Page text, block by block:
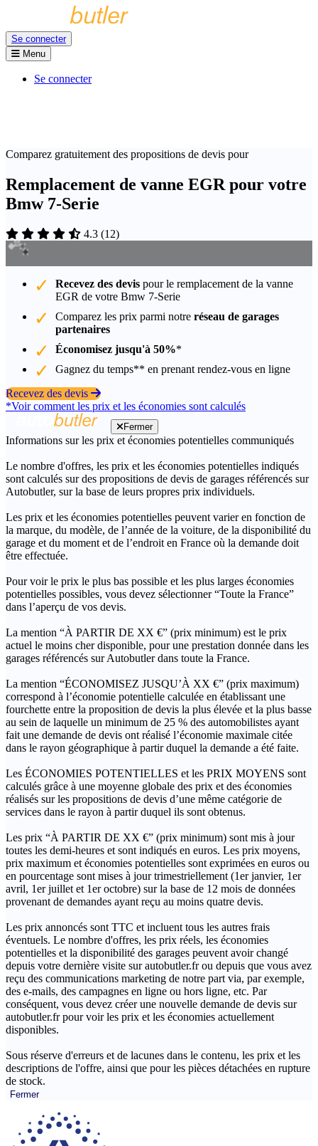
Se connecter
Menu
Se connecter
Comparez gratuitement des propositions de devis pour
Remplacement de vanne EGR pour votre
Bmw 7-Serie
4.3 (12)
Recevez des devis pour le remplacement de la vanne
EGR de votre Bmw 7-Serie
Comparez les prix parmi notre réseau de garages
partenaires
Économisez jusqu'à 50%*
Gagnez du temps** en prenant rendez-vous en ligne
Recevez des devis
*Voir comment les prix et les économies sont calculés
Fermer
Informations sur les prix et économies potentielles communiqués
Le nombre d'offres, les prix et les économies potentielles indiqués
sont calculés sur des propositions de devis de garages référencés sur
Autobutler, sur la base de leurs propres prix individuels.
Les prix et les économies potentielles peuvent varier en fonction de
la marque, du modèle, de l’année de la voiture, de la disponibilité du
garage et du moment et de l’endroit en France où la demande doit
être effectuée.
Pour voir le prix le plus bas possible et les plus larges économies
potentielles possibles, vous devez sélectionner “Toute la France”
dans l’aperçu de vos devis.
La mention “À PARTIR DE XX €” (prix minimum) est le prix
actuel le moins cher disponible, pour une prestation donnée dans les
garages référencés sur Autobutler dans toute la France.
La mention “ÉCONOMISEZ JUSQU’À XX €” (prix maximum)
correspond à l’économie potentielle calculée en établissant une
fourchette entre la proposition de devis la plus élevée et la plus basse
au sein de laquelle un minimum de 25 % des automobilistes ayant
fait une demande de devis ont réalisé l’économie maximale citée
dans le rayon géographique à partir duquel la demande a été faite.
Les ÉCONOMIES POTENTIELLES et les PRIX MOYENS sont
calculés grâce à une moyenne globale des prix et des économies
réalisés sur les propositions de devis d’une même catégorie de
services dans le rayon à partir duquel ils sont obtenus.
Les prix “À PARTIR DE XX €” (prix minimum) sont mis à jour
toutes les demi-heures et sont indiqués en euros. Les prix moyens,
prix maximum et économies potentielles sont exprimées en euros ou
en pourcentage sont mises à jour trimestriellement (1er janvier, 1er
avril, 1er juillet et 1er octobre) sur la base de 12 mois de données
provenant de demandes ayant reçu au moins quatre devis.
Les prix annoncés sont TTC et incluent tous les autres frais
éventuels. Le nombre d'offres, les prix réels, les économies
potentielles et la disponibilité des garages peuvent avoir changé
depuis votre dernière visite sur autobutler.fr ou depuis que vous avez
reçu des communications marketing de notre part via, par exemple,
des e-mails, des campagnes en ligne ou hors ligne, etc. Par
conséquent, vous devez créer une nouvelle demande de devis sur
autobutler.fr pour voir les prix et les économies actuellement
disponibles.
Sous réserve d'erreurs et de lacunes dans le contenu, les prix et les
descriptions de l'offre, ainsi que pour les pièces détachées en rupture
de stock.
Fermer